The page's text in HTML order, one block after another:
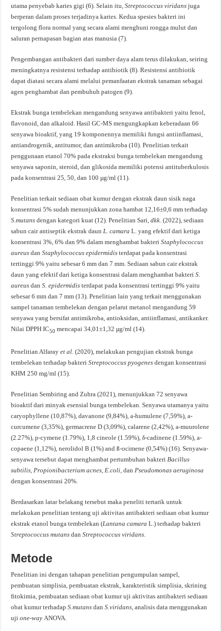
utama penyebab karies gigi (6). Selain itu,Streptococcus viridans juga
berperan dalam proses terjadinya karies. Kedua spesies bakteri ini
tergolong flora normal yang secara alami menghuni rongga mulut dan
saluran pernapasan bagian atas manusia (7).
Pengembangan antibakteri dari sumber daya alam terus dilakukan, seiring
meningkatnya resistensi terhadap antibiotik (8). Resistensi antibiotik
dapat diatasi secara alami melalui pemanfaatan ekstrak tanaman sebagai
agen penghambat dan pembuhuh patogen (9).
Ekstrak bunga tembelekan mengandung senyawa antibakteri yaitu fenol,
flavonoid, dan alkaloid. Hasil GC-MS mengungkapkan keberadaan 66
senyawa bioaktif, yang 19 komponennya memiliki fungsi antiinflamasi,
antiandrogenik, antitumor, dan antimikroba (10). Penelitian terkait
penggunaan etanol 70% pada ekstraksi bunga tembelekan mengandung
senyawa saponin, steroid, dan glikosida memiliki potensi antituberkulosis
pada konsentrasi 25, 50, dan 100 µg/ml (11).
Penelitian terkait sediaan obat kumur dengan ekstrak daun sisik naga
konsentrasi 5% sudah menunjukkan zona hambat 12,16±0,6 mm terhadap
S.mutansdengan kategori kuat (12). Penelitian Sari,dkk. (2022), sediaan
sabun cair antiseptik ekstrak daunL. camaraL. yang efektif dari ketiga
konsentrasi 3%, 6% dan 9% dalam menghambat bakteriStaphylococcus
aureus danStaphylococcus epidermidis terdapat pada konsentrasi
tertinggi 9% yaitu sebesar 6 mm dan 7 mm. Sediaan sabun cair ekstrak
daun yang efektif dari ketiga konsentrasi dalam menghambat bakteriS.
aureus danS. epidermidis terdapat pada konsentrasi tertinggi 9% yaitu
sebesar 6 mm dan 7 mm (13). Penelitian lain yang terkait menggunakan
sampel tanaman tembelekan dengan pelarut metanol mengandung 59
senyawa yang bersifat antimikroba, antioksidan, antiinflamasi, antikanker.
Nilai DPPH IC50 mencapai 34,01±1,32 µg/ml (14).
Penelitian Alfarayet al.(2020), melakukan pengujian ekstrak bunga
tembelekan terhadap bakteriStreptococcus pyogenesdengan konsentrasi
KHM 250 mg/ml (15).
Penelitian Sembiring and Zuhra (2021), menunjukkan 72 senyawa
bioaktif dari minyak esensial bunga tembelekan. Senyawa utamanya yaitu
caryophyllene (10,87%), davanone (9,84%), a-humulene (7,59%), a-
curcumene (3,35%), germacrene D (3,09%), calarene (2,42%), a-muurolene
(2.27%), p-cymene (1.79%), 1,8 cineole (1.59%), δ-cadinene (1.59%), a-
copaene (1,12%), nerolidol B (1%) and ß-ocimene (0,54%) (16). Senyawa-
senyawa tersebut dapat menghambat pertumbuhan bakteri Bacillus
subtilis, Propionibacterium acnes, E.coli,dan Pseudomonas aeruginosa
dengan konsentrasi 20%.
Berdasarkan latar belakang tersebut maka peneliti tertarik untuk
melakukan penelitian tentang uji aktivitas antibakteri sediaan obat kumur
ekstrak etanol bunga tembelekan (Lantana camara L.) terhadap bakteri
Streptococcus mutans danStreptococcus viridans
Metode
Penelitian ini dengan tahapan penelitian pengumpulan sampel,
pembuatan simplisia, pembuatan ekstrak, karakteristik simplisia, skrining
fitokimia, pembuatan sediaan obat kumur uji aktivitas antibakteri sediaan
obat kumur terhadapS.mutans danS.viridans,analisis data menggunakan
ujione-way ANOVA.